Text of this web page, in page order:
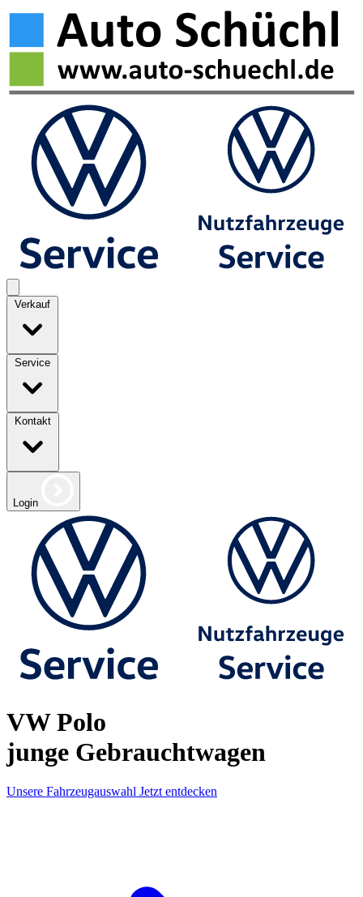
Verkauf
Service
Kontakt
Login
VW Polo
junge Gebrauchtwagen
Unsere Fahrzeugauswahl Jetzt entdecken